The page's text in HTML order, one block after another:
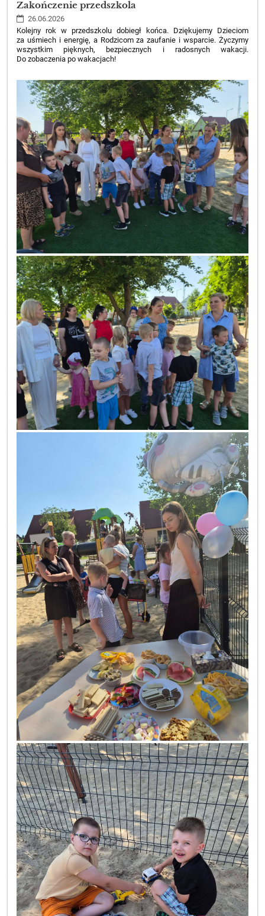
Zakończenie przedszkola
26.06.2026
Kolejny rok w przedszkolu dobiegł końca. Dziękujemy Dzieciom
za uśmiech i energię, a Rodzicom za zaufanie i wsparcie. Życzymy
wszystkim pięknych, bezpiecznych i radosnych wakacji.
Do zobaczenia po wakacjach!